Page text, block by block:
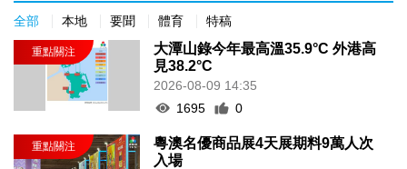
全部 本地 要聞 體育 特稿
大潭山錄今年最高溫35.9°C 外港高
見38.2°C
2026-08-09 14:35
1695
0
粵澳名優商品展4天展期料9萬人次
入場